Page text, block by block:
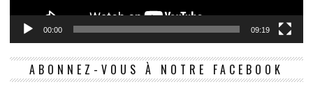
00:00 09:19
ABONNEZ-VOUS À NOTRE FACEBOOK